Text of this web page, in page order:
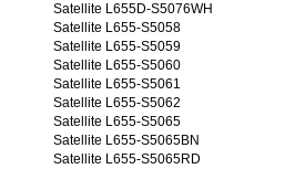
Satellite L655D-S5076WH
Satellite L655-S5058
Satellite L655-S5059
Satellite L655-S5060
Satellite L655-S5061
Satellite L655-S5062
Satellite L655-S5065
Satellite L655-S5065BN
Satellite L655-S5065RD